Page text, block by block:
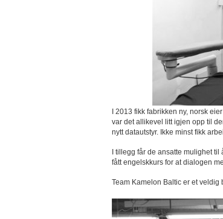
I 2013 fikk fabrikken ny, norsk
var det allikevel litt igjen opp til
nytt datautstyr. Ikke minst fikk
I tillegg får de ansatte mulighet
fått engelskkurs for at dialogen
Team Kamelon Baltic er et